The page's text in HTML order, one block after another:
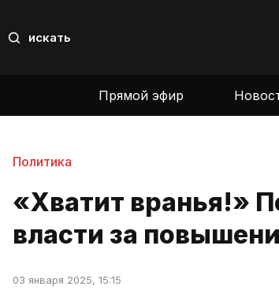
искать
Прямой эфир
Политика
«Хватит вранья!»
власти за
03 января 2025, 15:15